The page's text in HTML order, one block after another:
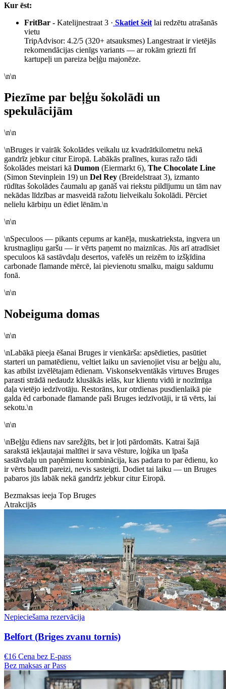
Kur ēst:
FritBar - Katelijnestraat 3 · Skatiet šeit lai redzētu atrašanās
vietu
TripAdvisor: 4.2/5 (320+ atsauksmes) Langestraat ir vietējās
rekomendācijas cienīgs variants — ar rokām griezti frī
kartupeļi un pareiza beļģu majonēze.
\n\n
Piezīme par beļģu šokolādi un
spekulācijām
\n\n
\nBruges ir vairāk šokolādes veikalu uz kvadrātkilometru nekā
gandrīz jebkur citur Eiropā. Labākās pralīnes, kuras ražo tādi
šokolādes meistari kā Dumon (Eiermarkt 6), The Chocolate Line
(Simon Stevinplein 19) un Del Rey (Breidelstraat 3), izmanto
rūdītas šokolādes čaumalu ap ganāš vai riekstu pildījumu un tām nav
nekādas līdzības ar masveidā ražotu lielveikalu šokolādi. Pērciet
nelielu kārbiņu un ēdiet lēnām.\n
\n\n
\nSpeculoos — pikants cepums ar kanēļa, muskatrieksta, ingvera un
krustnagliņu garšu — ir vērts paņemt no maiznīcas. Jūs arī atradīsiet
speculoos kā sastāvdaļu desertos, vafelēs un reizēm to izšķīdina
carbonade flamande mērcē, lai pievienotu smalku, maigu saldumu
fonā.
\n\n
Nobeiguma domas
\n\n
\nLabākā pieeja ēšanai Bruges ir vienkārša: apsēdieties, pasūtiet
starteri un pamatēdienu, veltiet laiku un savienojiet visu ar beļģu alu,
kas atbilst izvēlētajam ēdienam. Viskonsekventākās virtuves Bruges
parasti strādā nedaudz klusākās ielās, kur klientu vidū ir nozīmīga
daļa vietējo iedzīvotāju. Restorāns, kur otrdienas pusdienlaikā pie
galda ēd carbonade flamande paši Bruges iedzīvotāji, ir tā vērts, lai
sekotu.\n
\n\n
\nBeļģu ēdiens nav sarežģīts, bet ir ļoti pārdomāts. Katrai šajā
sarakstā iekļautajai maltītei ir sava vēsture, loģika un īpaša
sastāvdaļu un paņēmienu kombinācija, kas padara to par ēdienu, ko
ir vērts baudīt pareizi, nevis sasteigti. Dodiet tai laiku — un Bruges
pabaros jūs labāk nekā gandrīz jebkur citur Eiropā.
Bezmaksas ieeja Top Bruges
Atrakcijās
Nepieciešama rezervācija
Belfort (Briges zvanu tornis)
€16 Cena bez E-pass
Bez maksas ar Pass